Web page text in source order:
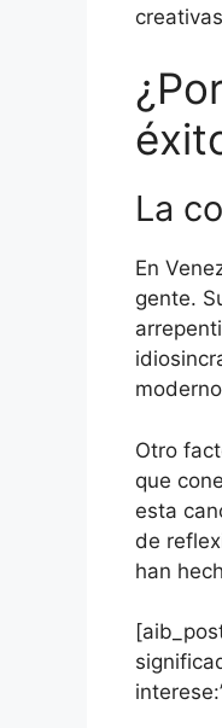
La
En
gente.
Otro
que
esta
de
han